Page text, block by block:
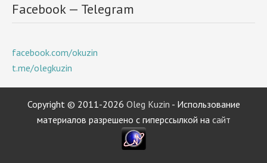
Facebook — Telegram
facebook.com/okuzin
t.me/olegkuzin
Copyright © 2011-2026 Oleg Kuzin - Использование
материалов разрешено с гиперссылкой на сайт